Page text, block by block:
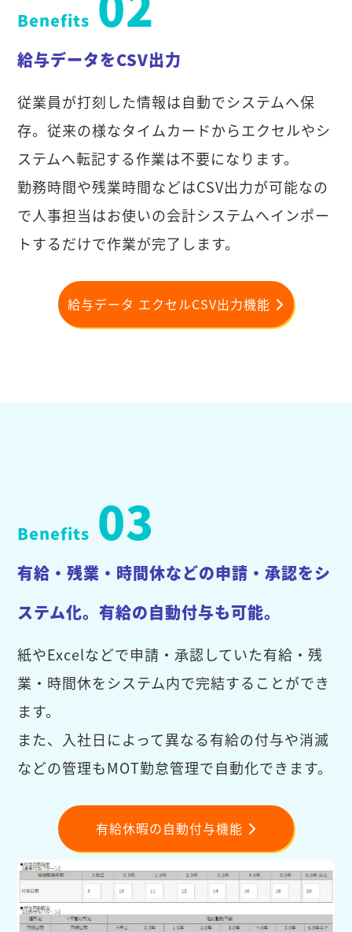
Benefits
給与データをCSV出力
従業員が打刻した情報は自動でシステムへ保
存。従来の様なタイムカードからエクセルやシ
ステムへ転記する作業は不要になります。
勤務時間や残業時間などはCSV出力が可能なの
で人事担当はお使いの会計システムへインポー
トするだけで作業が完了します。
給与データ エクセルCSV出力機能
Benefits 03
有給・残業・時間休などの申請・承認をシ
ステム化。有給の自動付与も可能。
紙やExcelなどで申請・承認していた有給・残
業・時間休をシステム内で完結することができ
ます。
また、入社日によって異なる有給の付与や消滅
などの管理もMOT勤怠管理で自動化できます。
有給休暇の自動付与機能